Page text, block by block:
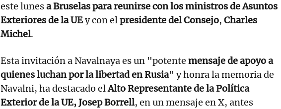
este lunesa Bruselas para reunirse con los ministros de Asuntos
Exteriores de la UEy con elpresidente del Consejo, Charles
Michel.
Esta invitación a Navalnaya es un "potente mensaje de apoyo a
quienes luchan por la libertad en Rusia" y honra la memoria de
Navalni, ha destacado elAlto Representante de la Política
Exterior de la UE,Josep Borrell, en un mensaje en X, antes